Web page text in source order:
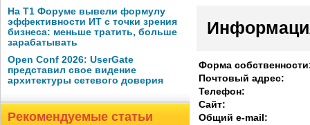
На Т1 Форуме вывели формулу
эффективности ИТ с точки зрения
бизнеса: меньше тратить, больше
зарабатывать
Open Conf 2026: UserGate
представил свое видение
архитектуры сетевого доверия
Рекомендуемые статьи
Форма
Почтовый адрес:
Телефон:
Сайт:
Общий e-mail: